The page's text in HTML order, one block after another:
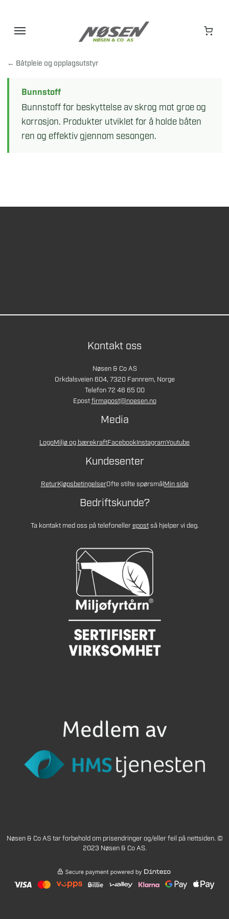
← Båtpleie og opplagsutstyr
Bunnstoff
Bunnstoff for beskyttelse av skrog mot groe og
korrosjon. Produkter utviklet for å holde båten
ren og effektiv gjennom sesongen.
Kontakt oss
Nøsen & Co AS
Orkdalsveien 604, 7320 Fannrem, Norge
Telefon 72 46 65 00
Epostfirmapost@noesen.no
Media
LogoMiljø og bærekraftFacebookInstagramYoutube
Kundesenter
ReturKjøpsbetingelserOfte stilte spørsmålMin side
Bedriftskunde?
Ta kontakt med oss på telefonellerepostså hjelper vi deg.
Nøsen & Co AS tar forbehold om prisendringer og/eller feil på nettsiden. ©
2023 Nøsen & Co AS.